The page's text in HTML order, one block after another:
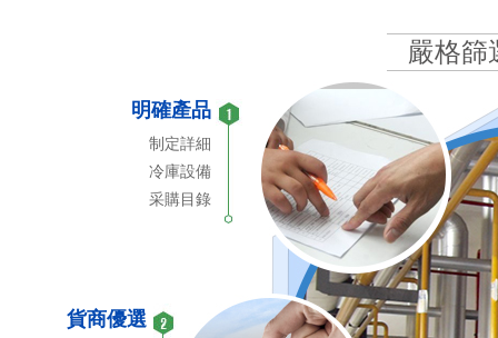
嚴格篩
明確產品
制定詳細
冷庫設備
采購目錄
貨商優選